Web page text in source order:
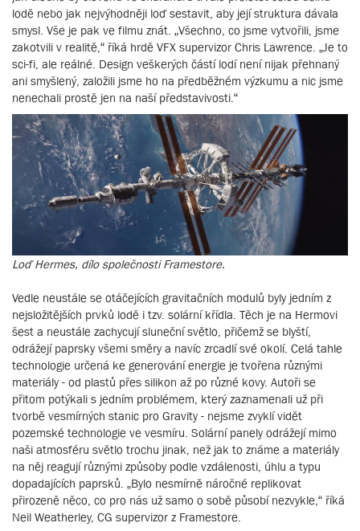
lodě nebo jak nejvýhodněji loď sestavit, aby její struktura dávala
smysl. Vše je pak ve filmu znát. „Všechno, co jsme vytvořili, jsme
zakotvili v realitě,“ říká hrdě VFX supervizor Chris Lawrence. „Je to
sci-fi, ale reálné. Design veškerých částí lodí není nijak přehnaný
ani smyšlený, založili jsme ho na předběžném výzkumu a nic jsme
nenechali prostě jen na naší představivosti.“
Loď Hermes, dílo společnosti Framestore.
Vedle neustále se otáčejících gravitačních modulů byly jedním z
nejsložitějších prvků lodě i tzv. solární křídla. Těch je na Hermovi
šest a neustále zachycují sluneční světlo, přičemž se blyští,
odrážejí paprsky všemi směry a navíc zrcadlí své okolí. Celá tahle
technologie určená ke generování energie je tvořena různými
materiály - od plastů přes silikon až po různé kovy. Autoři se
přitom potýkali s jedním problémem, který zaznamenali už při
tvorbě vesmírných stanic pro Gravity - nejsme zvyklí vidět
pozemské technologie ve vesmíru. Solární panely odrážejí mimo
naši atmosféru světlo trochu jinak, než jak to známe a materiály
na něj reagují různými způsoby podle vzdálenosti, úhlu a typu
dopadajících paprsků. „Bylo nesmírně náročné replikovat
přirozeně něco, co pro nás už samo o sobě působí nezvykle,“ říká
Neil Weatherley, CG supervizor z Framestore.